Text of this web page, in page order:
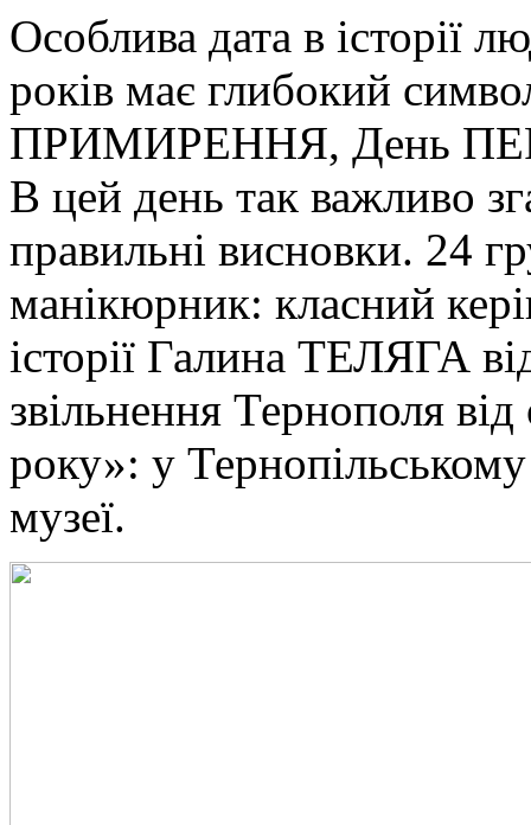
Особлива дата в історії
років має глибокий
ПРИМИРЕННЯ, День
В цей день так важливо
правильні висновки. 24
манікюрник: класний
історії Галина ТЕЛЯГА
звільнення Тернополя
року»: у
музеї.